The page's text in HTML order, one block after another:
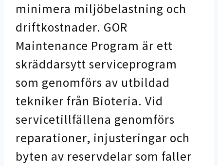
minimera miljöbelastning och
driftkostnader. GOR
Maintenance Program är ett
skräddarsytt serviceprogram
som genomförs av utbildad
tekniker från Bioteria. Vid
servicetillfällena genomförs
reparationer, injusteringar och
byten av reservdelar som faller